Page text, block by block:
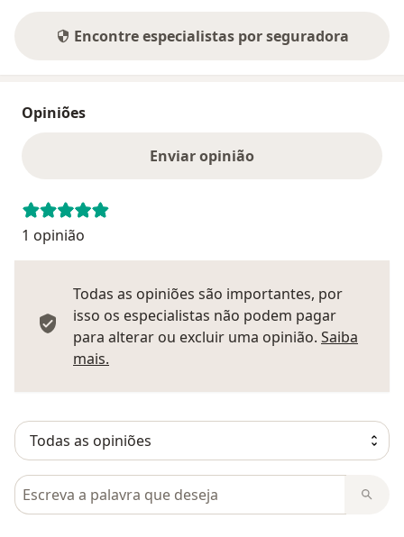
Encontre especialistas por seguradora
Opiniões
Enviar opinião
1 opinião
Todas as opiniões são importantes, por
isso os especialistas não podem pagar
para alterar ou excluir uma opinião. Saiba
mais.
Pesquisar em opiniões